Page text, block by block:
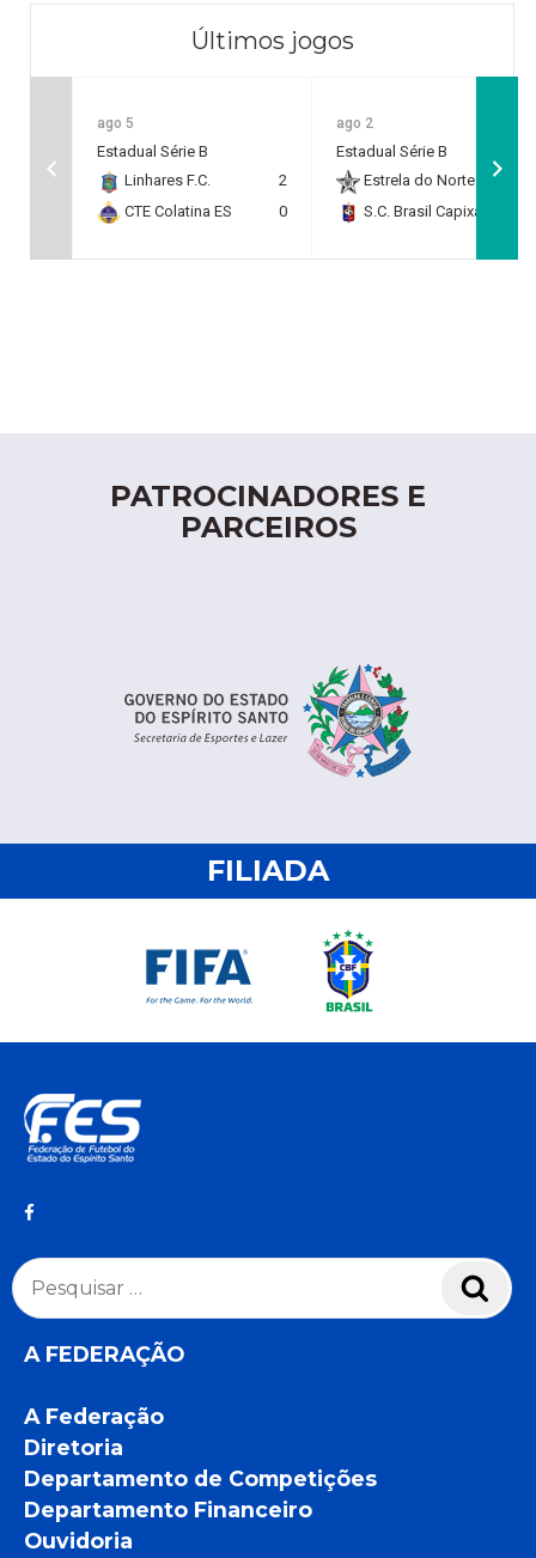
Últimos jogos
ago 5
Estadual Série B
Linhares F.C.
2
CTE Colatina ES
0
ago 2
Estadual Série B
Estrela do Norte F.C.
S.C. Brasil Capixaba
PATROCINADORES E
PARCEIROS
FILIADA
Pesquisar
por:
A FEDERAÇÃO
A Federação
Diretoria
Departamento de Competições
Departamento Financeiro
Ouvidoria